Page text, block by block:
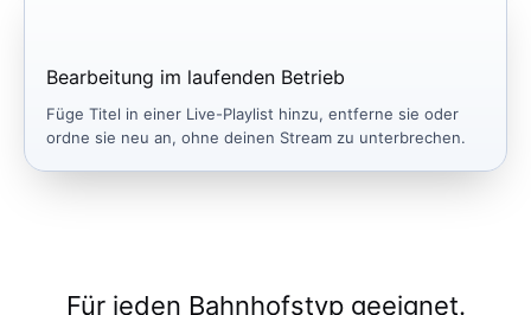
Bearbeitung im laufenden Betrieb
Füge Titel in einer Live-Playlist hinzu, entferne sie oder
ordne sie neu an, ohne deinen Stream zu unterbrechen.
Für jeden Bahnhofstyp geeignet.